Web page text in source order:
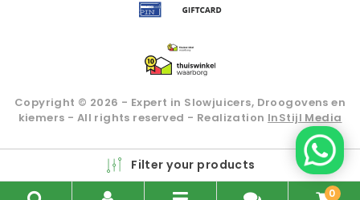
Copyright © 2026 - Expert in Slowjuicers, Droogovens en
kiemers - All rights reserved - Realization InStijl Media
Filter your products
0
Beoordeling op KiyOh
voor Slowjuice.nl: 9.2/10 (2935
beoordelingen)